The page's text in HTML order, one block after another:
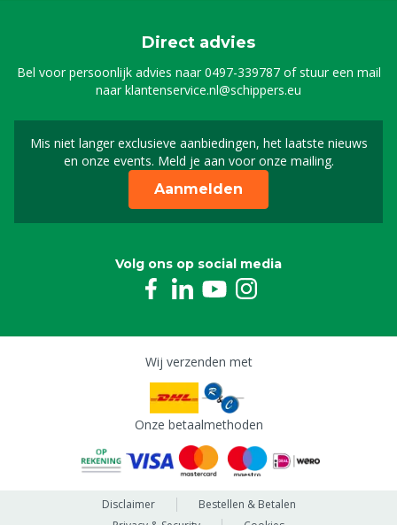
Direct advies
Bel voor persoonlijk advies naar0497-339787of stuur een mail
naarklantenservice.nl@schippers.eu
Mis niet langer exclusieve aanbiedingen, het laatste nieuws
en onze events. Meld je aan voor onze mailing.
Schrijf je in voor onze
Aanmelden
Volg ons op social media
Wij verzenden met
Onze betaalmethoden
Disclaimer
Bestellen & Betalen